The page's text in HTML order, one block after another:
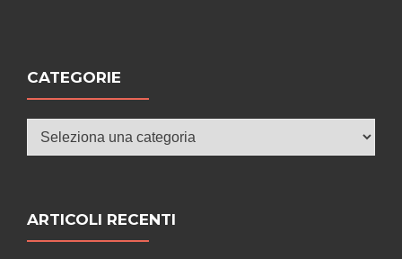
CATEGORIE
ARTICOLI RECENTI